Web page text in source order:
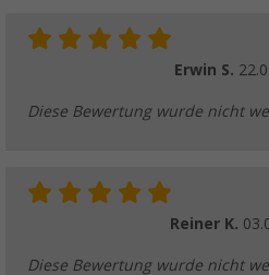
Flexible
Erwin S.
Diese Bewertung wurde nicht
Reiner K.
Diese Bewertung wurde nicht